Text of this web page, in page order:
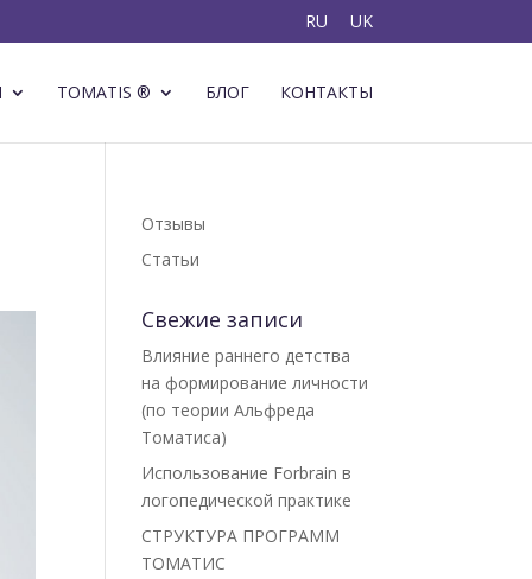
RU UK
TOMATIS ® БЛОГ КОНТАКТЫ
Отзывы
Статьи
Свежие записи
Влияние раннего детства
на формирование личности
(по теории Альфреда
Томатиса)
Использование Forbrain в
логопедической практике
СТРУКТУРА ПРОГРАММ
ТОМАТИС